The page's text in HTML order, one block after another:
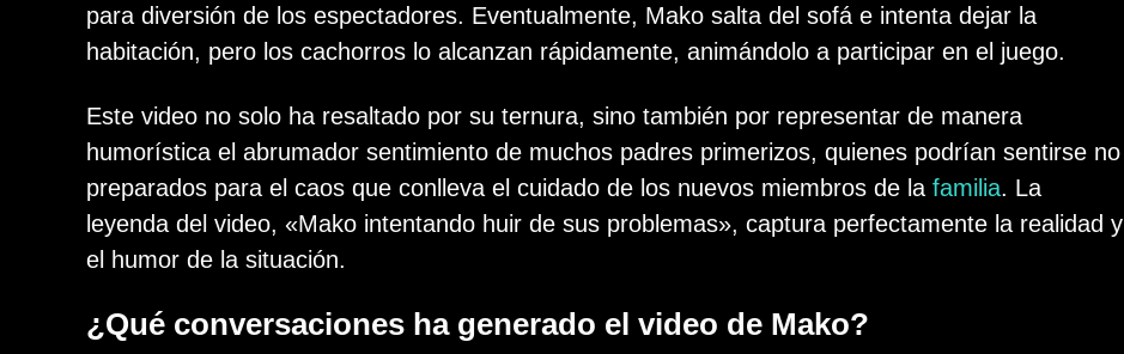
para diversión de los espectadores. Eventualmente, Mako salta del sofá e intenta dejar la
habitación, pero los cachorros lo alcanzan rápidamente, animándolo a participar en el juego.
Este video no solo ha resaltado por su ternura, sino también por representar de manera
humorística el abrumador sentimiento de muchos padres primerizos, quienes podrían sentirse no
preparados para el caos que conlleva el cuidado de los nuevos miembros de la familia. La
leyenda del video, «Mako intentando huir de sus problemas», captura perfectamente la realidad y
el humor de la situación.
¿Qué conversaciones ha generado el video de Mako?